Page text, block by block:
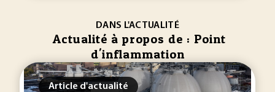
DANS L'ACTUALITÉ
Actualité à propos de : Point
d'inflammation
Article d'actualité